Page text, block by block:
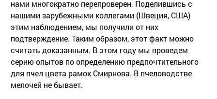
нами многократно перепроверен. Поделившись с
нашими зарубежными коллегами (Швеция, США)
этим наблюдением, мы получили от них
подтверждение. Таким образом, этот факт можно
считать доказанным. В этом году мы проведем
серию опытов по определению предпочтительного
для пчел цвета рамок Смирнова. В пчеловодстве
мелочей не бывает.